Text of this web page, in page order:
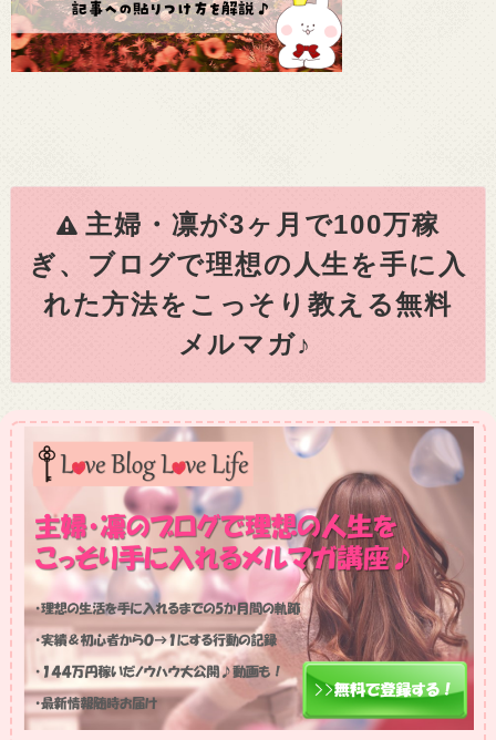
主婦・凛が3ヶ月で100万稼
ぎ、ブログで理想の人生を手に入
れた方法をこっそり教える無料
メルマガ♪